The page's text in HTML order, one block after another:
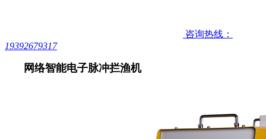
咨询热线：
19392679317
网络智能电子脉冲拦渔机